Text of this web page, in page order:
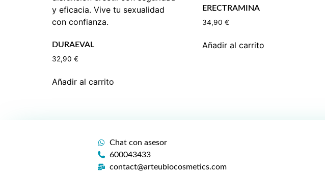
DURAEVAL
32,90 €
Añadir al carrito
ERECTRAMINA
34,90 €
Añadir al carrito
Chat con asesor
600043433
contact@arteubiocosmetics.com